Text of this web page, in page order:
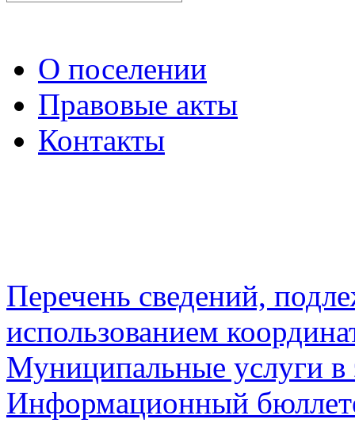
О поселении
Правовые акты
Контакты
Перечень сведений,
использованием
Муниципальные услуги в
Информационный